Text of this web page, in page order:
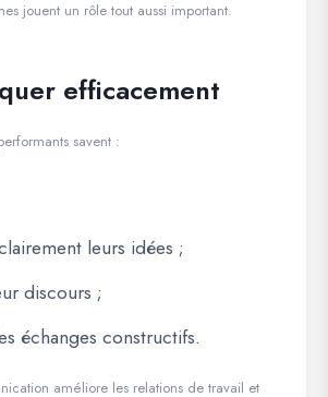
jouent un rôle tout aussi important.
efficacement
savent :
leurs idées ;
discours ;
échanges constructifs.
améliore les relations de travail et